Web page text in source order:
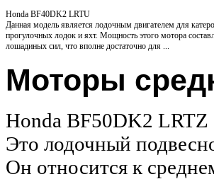
Honda BF40DK2 LRTU
Данная модель является лодочным двигателем для
прогулочных лодок и яхт. Мощность этого мотора
лошадиных сил, что вполне достаточно для ...
Моторы
Honda BF50DK2 LRTZ
Это лодочный
Он относится к